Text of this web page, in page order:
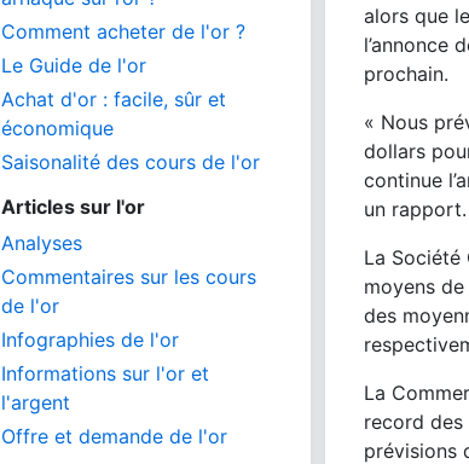
Comment acheter de l'or ?
Le Guide de l'or
Achat d'or : facile, sûr et
économique
Saisonalité des cours de l'or
Articles sur l'or
Analyses
Commentaires sur les cours
de l'or
Infographies de l'or
Informations sur l'or et
l'argent
Offre et demande de l'or
alors que
l’annonce
prochain.
« Nous
dollars
continue
un rapport.
La Société
moyens de
des
La
record des
prévisions